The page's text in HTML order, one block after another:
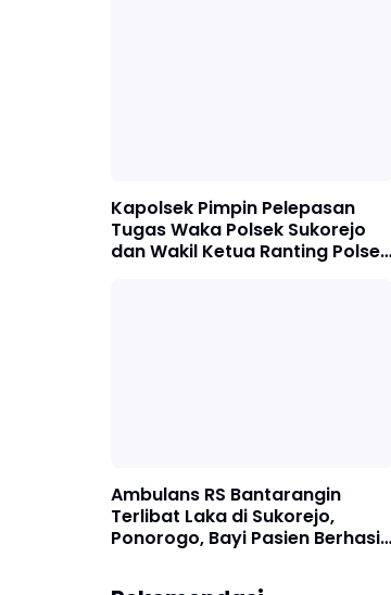
Kapolsek Pimpin Pelepasan
Tugas Waka Polsek Sukorejo
dan Wakil Ketua Ranting Polsek
Ambulans RS Bantarangin
Terlibat Laka di Sukorejo,
Ponorogo, Bayi Pasien Berhasil